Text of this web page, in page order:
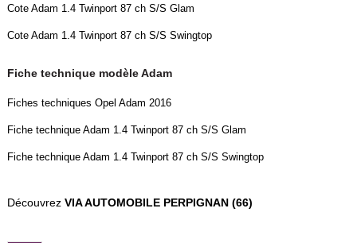
Cote Adam 1.4 Twinport 87 ch S/S Glam
Cote Adam 1.4 Twinport 87 ch S/S Swingtop
Fiche technique modèle Adam
Fiches techniques Opel Adam 2016
Fiche technique Adam 1.4 Twinport 87 ch S/S Glam
Fiche technique Adam 1.4 Twinport 87 ch S/S Swingtop
Découvrez VIA AUTOMOBILE PERPIGNAN (66)